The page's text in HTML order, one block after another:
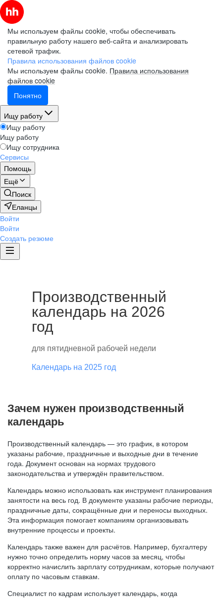
Мы используем файлы cookie, чтобы обеспечивать
правильную работу нашего веб-сайта и анализировать
сетевой трафик.
Правила использования файлов cookie
Мы используем файлы cookie. Правила использования
файлов cookie
Понятно
Ищу работу
Ищу работу
Ищу работу
Ищу сотрудника
Сервисы
Помощь
Ещё
Поиск
Еланцы
Войти
Войти
Создать резюме
Производственный
календарь на 2026
год
для пятидневной рабочей недели
Календарь на 2025 год
Зачем нужен производственный
календарь
Производственный календарь — это график, в котором
указаны рабочие, праздничные и выходные дни в течение
года. Документ основан на нормах трудового
законодательства и утверждён правительством.
Календарь можно использовать как инструмент планирования
занятости на весь год. В документе указаны рабочие периоды,
праздничные даты, сокращённые дни и переносы выходных.
Эта информация помогает компаниям организовывать
внутренние процессы и проекты.
Календарь также важен для расчётов. Например, бухгалтеру
нужно точно определить норму часов за месяц, чтобы
корректно начислить зарплату сотрудникам, которые получают
оплату по часовым ставкам.
Специалист по кадрам использует календарь, когда